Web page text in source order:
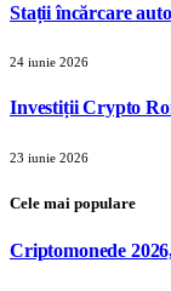
Stații încărcare
24 iunie 2026
Investiții Crypto
23 iunie 2026
Cele mai populare
Criptomonede